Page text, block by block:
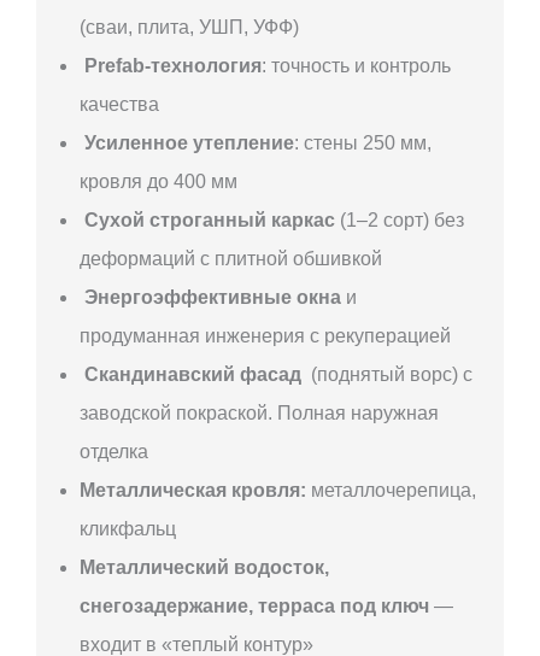
(сваи, плита, УШП, УФФ)
Prefab-технология: точность и контроль
качества
Усиленное утепление: стены 250 мм,
кровля до 400 мм
Сухой строганный каркас (1–2 сорт) без
деформаций с плитной обшивкой
Энергоэффективные окна и
продуманная инженерия с рекуперацией
Скандинавский фасад (поднятый ворс) с
заводской покраской. Полная наружная
отделка
Металлическая кровля: металлочерепица,
кликфальц
Металлический водосток,
снегозадержание, терраса под ключ —
входит в «теплый контур»